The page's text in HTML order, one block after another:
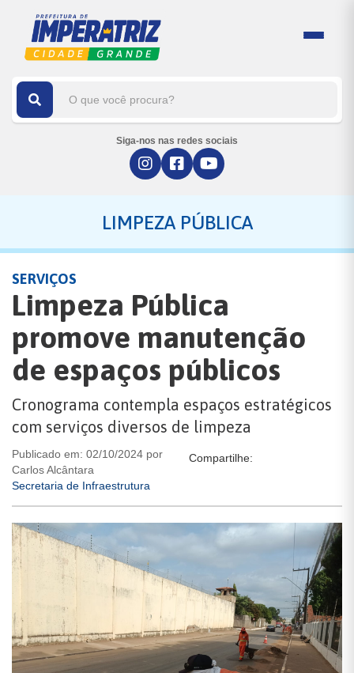
Siga-nos nas redes sociais
LIMPEZA PÚBLICA
SERVIÇOS
Limpeza Pública
promove manutenção
de espaços públicos
Cronograma contempla espaços estratégicos
com serviços diversos de limpeza
Publicado em: 02/10/2024 por
Carlos Alcântara
Secretaria de Infraestrutura
Compartilhe: